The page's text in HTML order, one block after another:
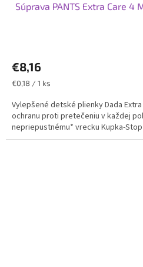
Súprava PANTS Extra Care 4
produktu
je
5,0
z
5
hviezdičiek.
€8,16
Jednotková
€0,18 / 1 ks
Vylepšené detské plienky Dada
ochranu proti pretečeniu v každej
nepriepustnému* vrecku Kupka-Stop